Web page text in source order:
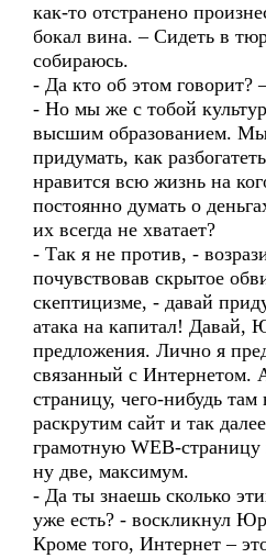
как-то отстранено
бокал вина. – Сидеть в
собираюсь.
- Да кто об этом
- Но мы же с тобой
высшим образованием.
придумать, как
нравится всю жизнь на
постоянно думать о
их всегда не хватает?
- Так я не против, -
почувствовав скрытое
скептицизме, - давай
атака на капитал! Давай,
предложения. Лично я
связанный с Интернетом.
страницу, чего-нибудь там
раскрутим сайт и так
грамотную WEB-
ну две, максимум.
- Да ты знаешь сколько
уже есть? - воскликнул
Кроме того, Интернет –